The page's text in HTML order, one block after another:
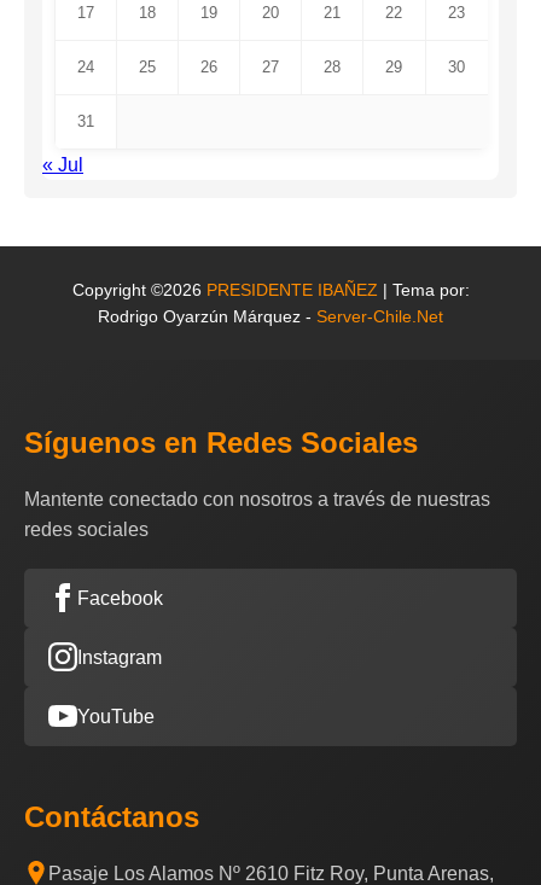
17 18 19 20 21 22 23
24 25 26 27 28 29 30
31
« Jul
Copyright ©2026 PRESIDENTE IBAÑEZ | Tema por:
Rodrigo Oyarzún Márquez - Server-Chile.Net
Síguenos en Redes Sociales
Mantente conectado con nosotros a través de nuestras
redes sociales
Facebook
Instagram
YouTube
Contáctanos
Pasaje Los Alamos Nº 2610 Fitz Roy, Punta Arenas,